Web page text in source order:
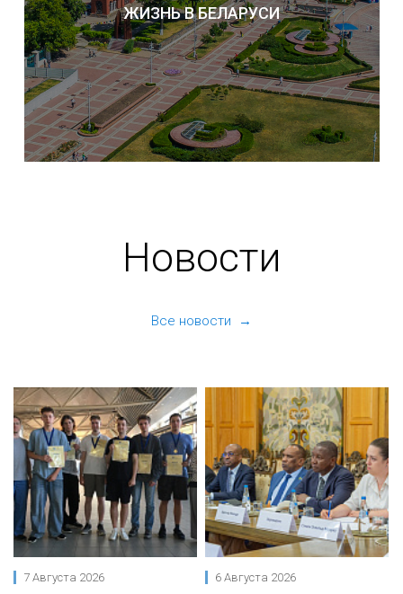
ЖИЗНЬ В БЕЛАРУСИ
Новости
Все новости →
7 Августа 2026 6 Августа 2026